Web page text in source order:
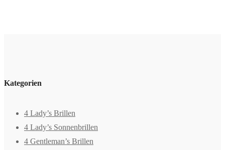
Kategorien
4 Lady’s Brillen
4 Lady’s Sonnenbrillen
4 Gentleman’s Brillen